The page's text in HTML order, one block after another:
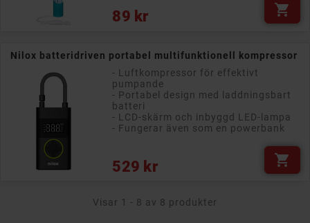
89 kr
Pris 
Nilox batteridriven portabel multifunktionell kompressor
- Luftkompressor för effektivt
pumpande
- Portabel design med laddningsbart
batteri
- LCD-skärm och inbyggd LED-lampa
- Fungerar även som en powerbank
529 kr
Pris 
Visar 1 - 8 av 8 produkter